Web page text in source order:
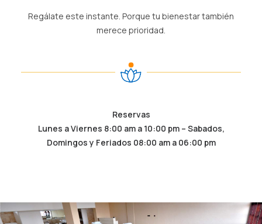
Regálate este instante. Porque tu bienestar también
merece prioridad.
Reservas
Lunes a Viernes 8:00 am a 10:00 pm – Sabados,
Domingos y Feriados 08:00 am a 06:00 pm